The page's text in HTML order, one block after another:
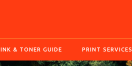
INK & TONER GUIDE PRINT SERVICES